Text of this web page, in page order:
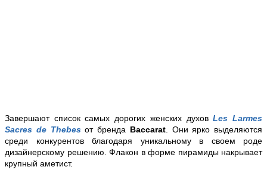
Завершают список самых дорогих женских духовLes Larmes
Sacres de Thebesот бренда Baccarat. Они ярко выделяются
среди конкурентов благодаря уникальному в своем роде
дизайнерскому решению. Флакон в форме пирамиды накрывает
крупный аметист.